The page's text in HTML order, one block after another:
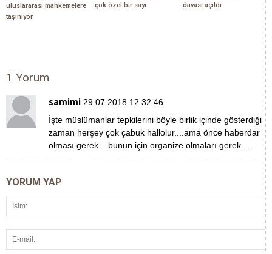
uluslararası mahkemelere
taşınıyor
çok özel bir sayı
davası açıldı
1 Yorum
samimi 29.07.2018 12:32:46
İşte müslümanlar tepkilerini böyle birlik içinde gösterdiği
zaman herşey çok çabuk hallolur....ama önce haberdar
olması gerek....bunun için organize olmaları gerek....
YORUM YAP